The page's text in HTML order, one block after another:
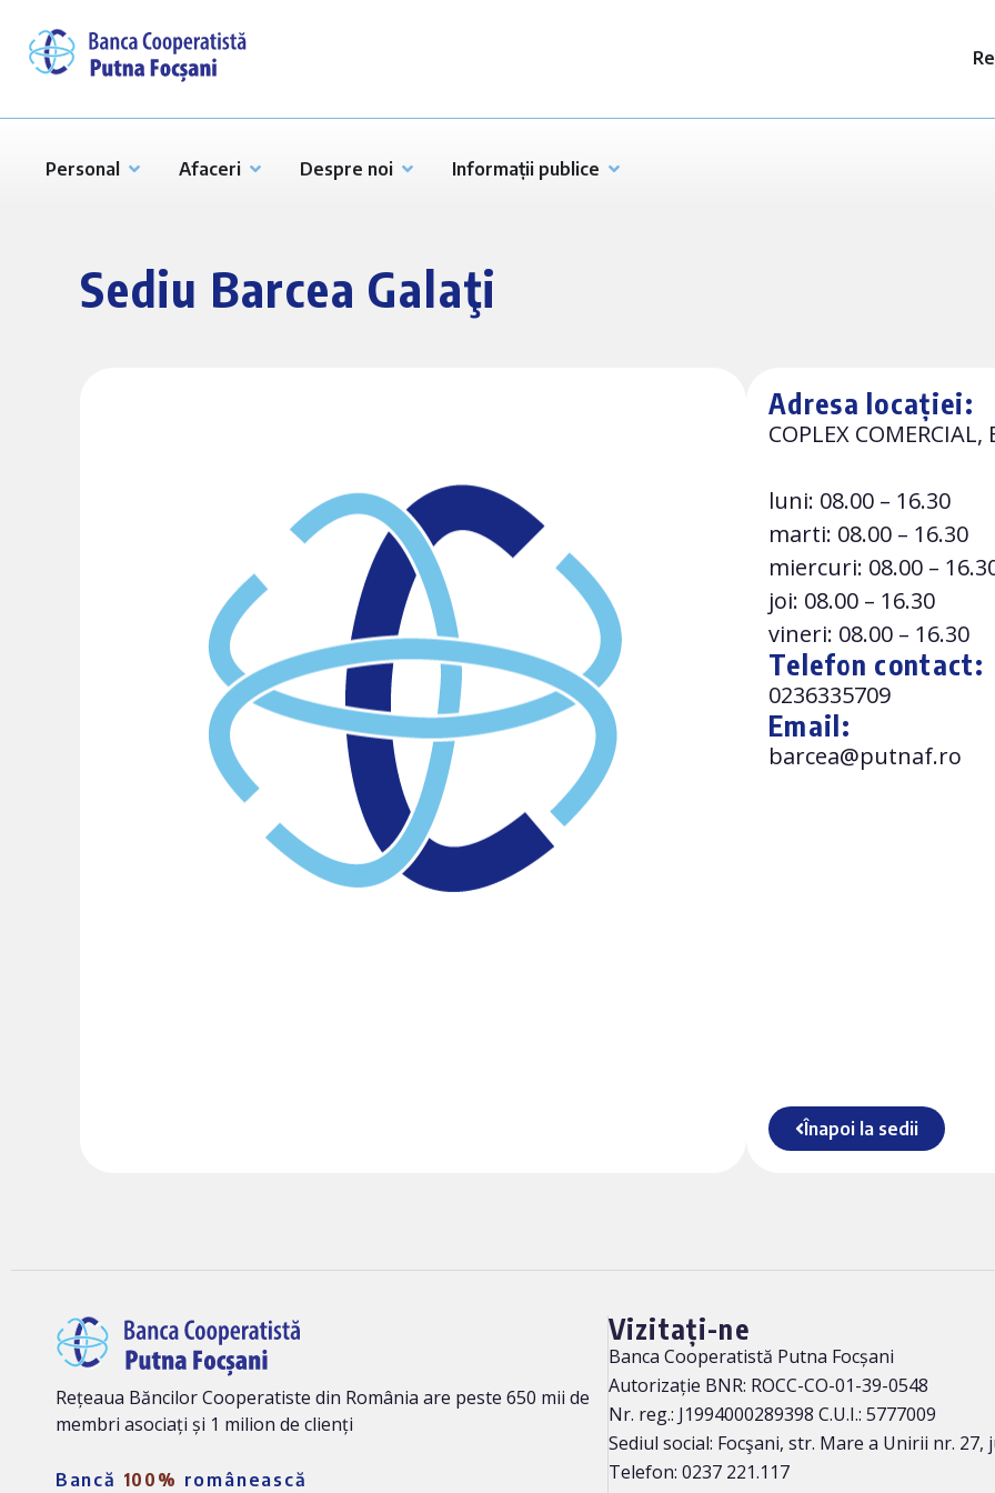
Personal Afaceri Despre noi Informații publice
Sediu Barcea Galaţi
Adresa locației:
COPLEX
luni: 08.00 – 16.30
marti: 08.00 – 16.30
miercuri: 08.00 –
joi: 08.00 – 16.30
vineri: 08.00 – 16.30
Telefon contact:
0236335709
Email:
barcea@putnaf.ro
Înapoi la sedii
Rețeaua Băncilor Cooperatiste din România are peste 650 mii de
membri asociați și 1 milion de clienți
Bancă 100% românească
Vizitați-ne
Banca Cooperatistă Putna Focșani
Autorizație BNR: ROCC-CO-01-39-0548
Nr. reg.: J1994000289398 C.U.I.: 5777009
Sediul social: Focşani, str. Mare a Unirii nr. 27,
Telefon: 0237 221.117